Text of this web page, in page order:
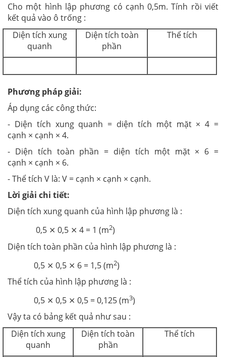
Cho một hình lập phương có cạnh 0,5m. Tính rồi viết
kết quả vào ô trống :
Diện tích xung
quanh
Diện tích toàn
phần
Thể tích
Phương pháp giải:
Áp dụng các công thức:
- Diện tích xung quanh = diện tích một mặt × 4 =
cạnh × cạnh × 4.
- Diện tích toàn phần = diện tích một mặt × 6 =
cạnh × cạnh × 6.
- Thể tích V là: V = cạnh × cạnh × cạnh.
Lời giải chi tiết:
Diện tích xung quanh của hình lập phương là :
0,5 ⨯ 0,5 ⨯ 4 = 1 (m2)
Diện tích toàn phần của hình lập phương là :
0,5 ⨯ 0,5 ⨯ 6 = 1,5 (m2)
Thể tích của hình lập phương là :
0,5 ⨯ 0,5 ⨯ 0,5 = 0,125 (m3)
Vậy ta có bảng kết quả như sau :
Diện tích xung
quanh
Diện tích toàn
phần
Thể tích